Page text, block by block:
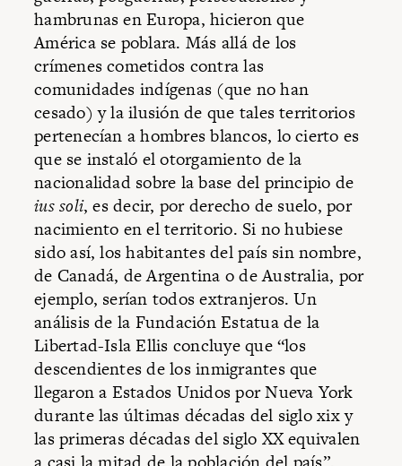
hambrunas en Europa, hicieron que
América se poblara. Más allá de los
crímenes cometidos contra las
comunidades indígenas (que no han
cesado) y la ilusión de que tales territorios
pertenecían a hombres blancos, lo cierto es
que se instaló el otorgamiento de la
nacionalidad sobre la base del principio de
ius soli, es decir, por derecho de suelo, por
nacimiento en el territorio. Si no hubiese
sido así, los habitantes del país sin nombre,
de Canadá, de Argentina o de Australia, por
ejemplo, serían todos extranjeros. Un
análisis de la Fundación Estatua de la
Libertad-Isla Ellis concluye que “los
descendientes de los inmigrantes que
llegaron a Estados Unidos por Nueva York
durante las últimas décadas del siglo xix y
las primeras décadas del siglo XX equivalen